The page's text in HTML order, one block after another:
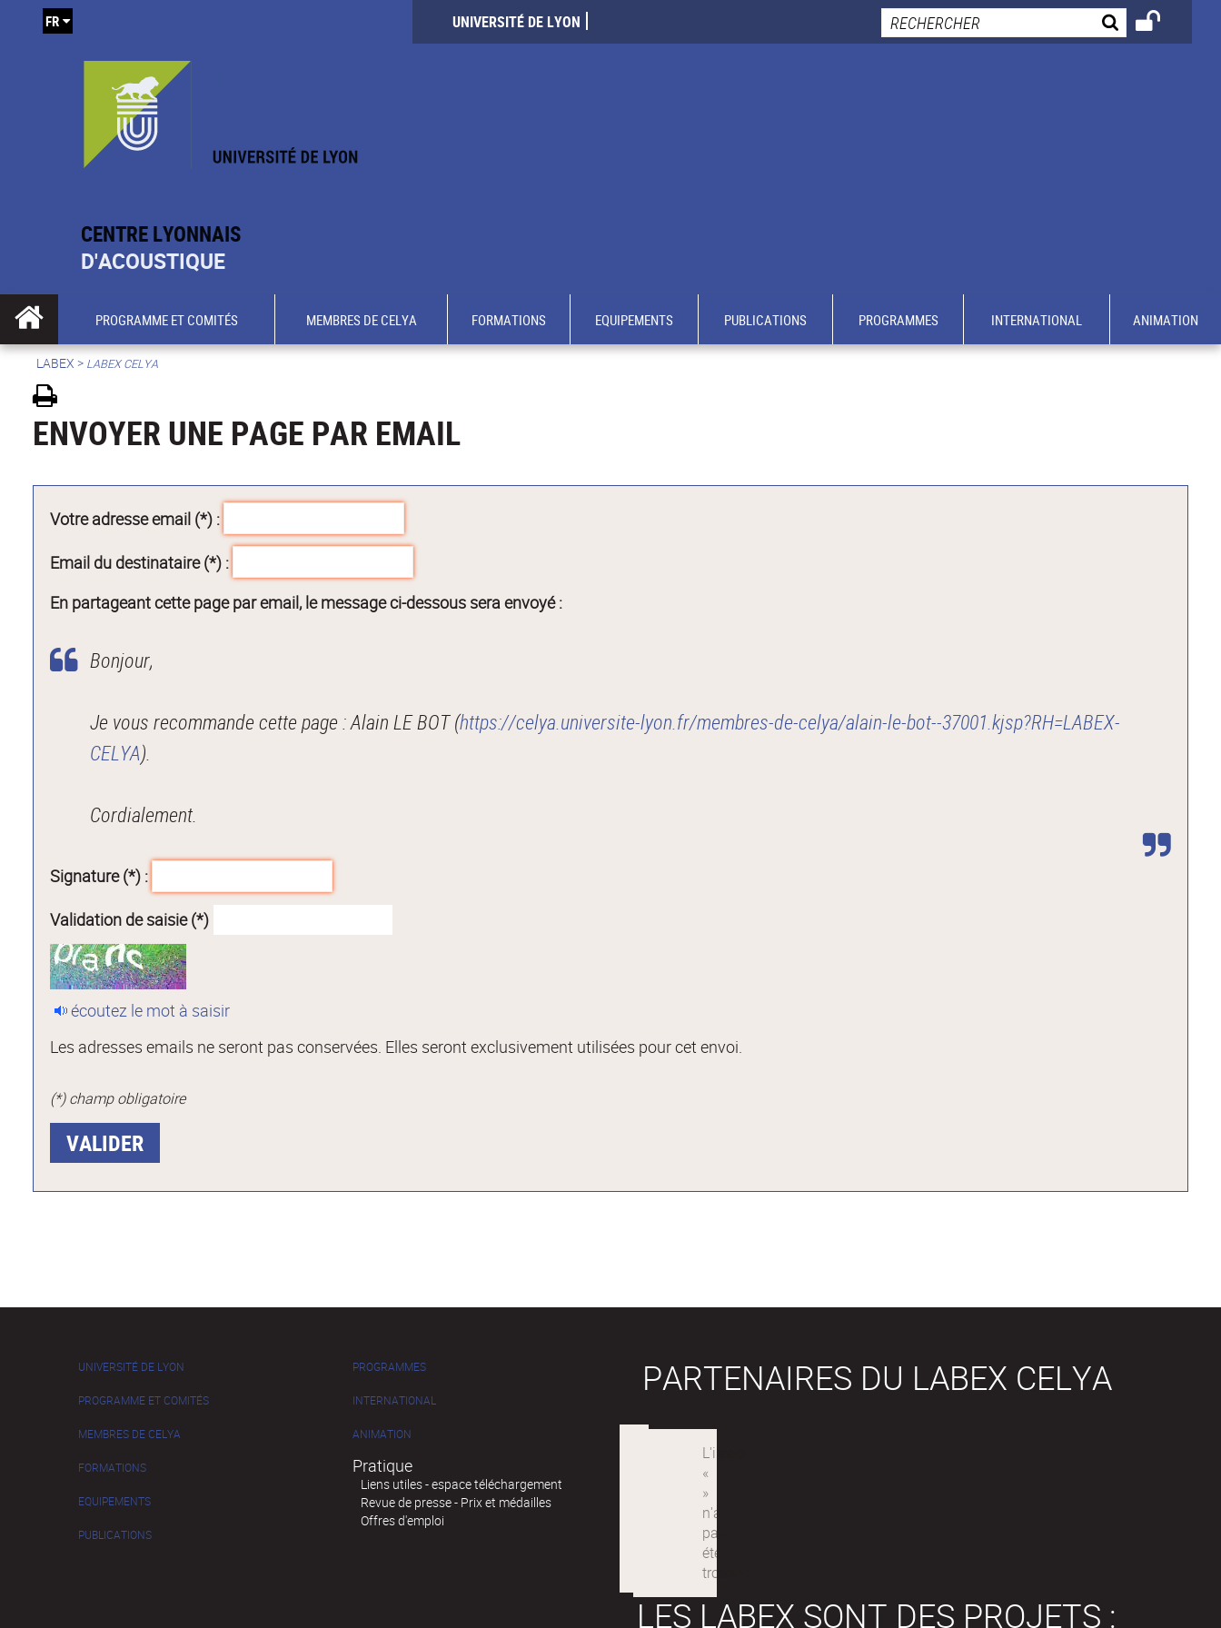
CENTRE LYONNAIS
D'ACOUSTIQUE
UNIVERSITÉ DE LYON
FR
PROGRAMME ET COMITÉS MEMBRES DE CELYA FORMATIONS EQUIPEMENTS PUBLICATIONS PROGRAMMES INTERNATIONAL ANIMATION
LABEX > LABEX CELYA
ENVOYER UNE PAGE PAR EMAIL
Votre adresse email (*) :
Email du destinataire (*) :
En partageant cette page par email, le message ci-dessous sera envoyé :
Bonjour,
Je vous recommande cette page : Alain LE BOT (https://celya.universite-lyon.fr/membres-de-celya/alain-le-bot--37001.kjsp?RH=LABEX-
CELYA).
Cordialement.
Signature (*) :
Validation de saisie (*)
écoutez le mot à saisir
Les adresses emails ne seront pas conservées. Elles seront exclusivement utilisées pour cet envoi.
(*) champ obligatoire
UNIVERSITÉ DE LYON
PROGRAMME ET COMITÉS
MEMBRES DE CELYA
FORMATIONS
EQUIPEMENTS
PUBLICATIONS
PROGRAMMES
INTERNATIONAL
ANIMATION
Pratique
Liens utiles - espace téléchargement
Revue de presse - Prix et médailles
Offres d'emploi
PARTENAIRES DU LABEX CELYA
LES LABEX SONT DES PROJETS :